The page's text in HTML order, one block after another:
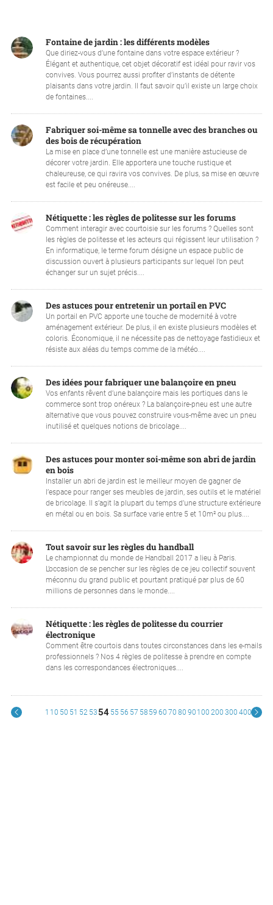
Fontaine de jardin : les différents modèles
Que diriez-vous d’une fontaine dans votre espace extérieur ?
Élégant et authentique, cet objet décoratif est idéal pour ravir vos
convives. Vous pourrez aussi profiter d’instants de détente
plaisants dans votre jardin. Il faut savoir qu’il existe un large choix
de fontaines....
Fabriquer soi-même sa tonnelle avec des branches ou
des bois de récupération
La mise en place d’une tonnelle est une manière astucieuse de
décorer votre jardin. Elle apportera une touche rustique et
chaleureuse, ce qui ravira vos convives. De plus, sa mise en œuvre
est facile et peu onéreuse....
Nétiquette : les règles de politesse sur les forums
Comment interagir avec courtoisie sur les forums ? Quelles sont
les règles de politesse et les acteurs qui régissent leur utilisation ?
En informatique, le terme forum désigne un espace public de
discussion ouvert à plusieurs participants sur lequel l’on peut
échanger sur un sujet précis....
Des astuces pour entretenir un portail en PVC
Un portail en PVC apporte une touche de modernité à votre
aménagement extérieur. De plus, il en existe plusieurs modèles et
coloris. Économique, il ne nécessite pas de nettoyage fastidieux et
résiste aux aléas du temps comme de la météo....
Des idées pour fabriquer une balançoire en pneu
Vos enfants rêvent d’une balançoire mais les portiques dans le
commerce sont trop onéreux ? La balançoire-pneu est une autre
alternative que vous pouvez construire vous-même avec un pneu
inutilisé et quelques notions de bricolage....
Des astuces pour monter soi-même son abri de jardin
en bois
Installer un abri de jardin est le meilleur moyen de gagner de
l’espace pour ranger ses meubles de jardin, ses outils et le matériel
de bricolage. Il s’agit la plupart du temps d’une structure extérieure
en métal ou en bois. Sa surface varie entre 5 et 10m² ou plus....
Tout savoir sur les règles du handball
Le championnat du monde de Handball 2017 a lieu à Paris.
L’occasion de se pencher sur les règles de ce jeu collectif souvent
méconnu du grand public et pourtant pratiqué par plus de 60
millions de personnes dans le monde....
Nétiquette : les règles de politesse du courrier
électronique
Comment être courtois dans toutes circonstances dans les e-mails
professionnels ? Nos 4 règles de politesse à prendre en compte
dans les correspondances électroniques....
1 10 50 51 52 5354 55 56 57 58 59 60 70 80 90 100 200 300 400